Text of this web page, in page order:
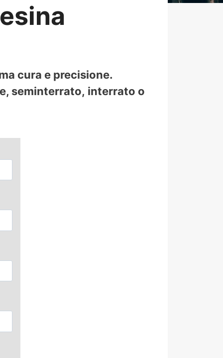
cura e precisione.
seminterrato, interrato o